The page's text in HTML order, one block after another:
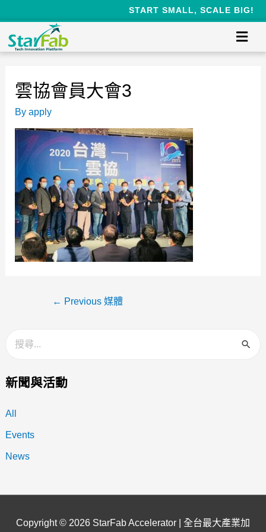
START SMALL, SCALE BIG!
新聞與活動
All
Events
News
雲協會員大會3
By apply
← Previous 媒體
Copyright © 2026 StarFab Accelerator | 全台最大產業加